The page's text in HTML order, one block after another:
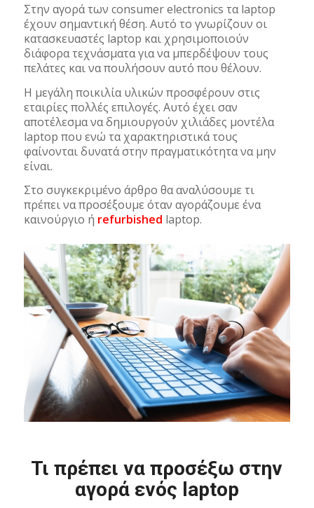
Στην αγορά των consumer electronics τα laptop
έχουν σημαντική θέση. Αυτό το γνωρίζουν οι
κατασκευαστές laptop και χρησιμοποιούν
διάφορα τεχνάσματα για να μπερδέψουν τους
πελάτες και να πουλήσουν αυτό που θέλουν.
Η μεγάλη ποικιλία υλικών προσφέρουν στις
εταιρίες πολλές επιλογές. Αυτό έχει σαν
αποτέλεσμα να δημιουργούν χιλιάδες μοντέλα
laptop που ενώ τα χαρακτηριστικά τους
φαίνονται δυνατά στην πραγματικότητα να μην
είναι.
Στο συγκεκριμένο άρθρο θα αναλύσουμε τι
πρέπει να προσέξουμε όταν αγοράζουμε ένα
καινούργιο ή refurbished laptop.
Τι πρέπει να προσέξω στην
αγορά ενός laptop